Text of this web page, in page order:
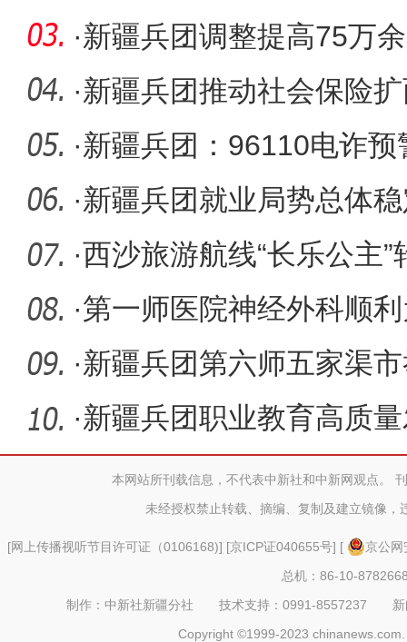
·新疆兵团调整提高75万
老金水平
·新疆兵团推动社会保险
覆盖
·新疆兵团：96110电诈
避免经济损
·新疆兵团就业局势总体
就业5.0
·西沙旅游航线“长乐公主
活动
·第一师医院神经外科顺
外硬脊膜
·新疆兵团第六师五家渠
节
·新疆兵团职业教育高质
本网站所刊载信息，不代表中新社和中新网观点。
未经授权禁止转载、摘编、复制及建立镜像，
[网上传播视听节目许可证（0106168)] [京ICP证040655号] [
京公
总机：86-10-
制作：中新社新疆分社 技术支持：0991-8557237
Copyright ©1999-2023